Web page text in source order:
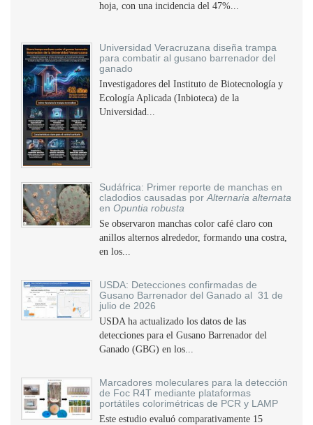
hoja, con una incidencia del 47%...
Universidad Veracruzana diseña trampa
para combatir al gusano barrenador del
ganado
Investigadores del Instituto de Biotecnología y
Ecología Aplicada (Inbioteca) de la
Universidad...
Sudáfrica: Primer reporte de manchas en
cladodios causadas por Alternaria alternata
en Opuntia robusta
Se observaron manchas color café claro con
anillos alternos alrededor, formando una costra,
en los...
USDA: Detecciones confirmadas de
Gusano Barrenador del Ganado al 31 de
julio de 2026
USDA ha actualizado los datos de las
detecciones para el Gusano Barrenador del
Ganado (GBG) en los...
Marcadores moleculares para la detección
de Foc R4T mediante plataformas
portátiles colorimétricas de PCR y LAMP
Este estudio evaluó comparativamente 15